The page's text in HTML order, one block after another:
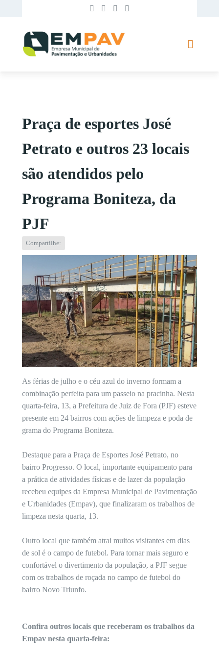
Praça de esportes José
Petrato e outros 23 locais
são atendidos pelo
Programa Boniteza, da
PJF
Compartilhe:
As férias de julho e o céu azul do inverno formam a
combinação perfeita para um passeio na pracinha. Nesta
quarta-feira, 13, a Prefeitura de Juiz de Fora (PJF) esteve
presente em 24 bairros com ações de limpeza e poda de
grama do Programa Boniteza.
Destaque para a Praça de Esportes José Petrato, no
bairro Progresso. O local, importante equipamento para
a prática de atividades físicas e de lazer da população
recebeu equipes da Empresa Municipal de Pavimentação
e Urbanidades (Empav), que finalizaram os trabalhos de
limpeza nesta quarta, 13.
Outro local que também atrai muitos visitantes em dias
de sol é o campo de futebol. Para tornar mais seguro e
confortável o divertimento da população, a PJF segue
com os trabalhos de roçada no campo de futebol do
bairro Novo Triunfo.
Confira outros locais que receberam os trabalhos da
Empav nesta quarta-feira: